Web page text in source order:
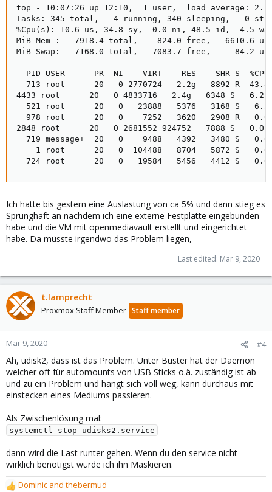
top - 10:07:26 up 12:10,  1 user,  load average:
Tasks: 345 total,   4 running, 340 sleeping,   0
%Cpu(s): 10.6 us, 34.8 sy,  0.0 ni, 48.5 id,  4.5
MiB Mem :   7918.4 total,    824.0 free,   6610.6
MiB Swap:   7168.0 total,   7083.7 free,     84.2
PID USER      PR  NI    VIRT    RES    SHR S
713 root      20   0 2770724   2.2g   8892 R
4433 root      20   0 4833716   2.4g   6348 S   6.2
521 root      20   0   23888   5376   3168 S
978 root      20   0    7252   3620   2908 R
2848 root      20   0 2681552 924752   7888 S   0.0
719 message+  20   0    9488   4392   3480 S
1 root      20   0  104488   8704   5872 S
724 root      20   0   19584   5456   4412 S
Ich hatte bis gestern eine Auslastung von ca 5% und dann stieg es
Sprunghaft an nachdem ich eine externe Festplatte eingebunden
habe und die VM mit openmediavault erstellt und eingerichtet
habe. Da müsste irgendwo das Problem liegen,
Last edited: Mar 9, 2020
t.lamprecht
Proxmox Staff Member Staff member
Mar 9, 2020 #4
Ah, udisk2, dass ist das Problem. Unter Buster hat der Daemon
welcher oft für automounts von USB Sticks o.ä. zuständig ist ab
und zu ein Problem und hängt sich voll weg, kann durchaus mit
einstecken eines Mediums passieren.
Als Zwischenlösung mal:
systemctl stop udisks2.service
dann wird die Last runter gehen. Wenn du den service nicht
wirklich benötigst würde ich ihn Maskieren.
R Dominic and thebermud